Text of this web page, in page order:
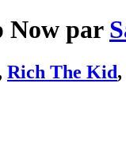
Now par
Rich The Kid,